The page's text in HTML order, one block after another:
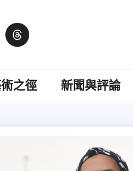
之徑 新聞與評論